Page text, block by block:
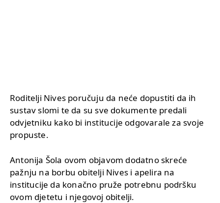
Roditelji Nives poručuju da neće dopustiti da ih
sustav slomi te da su sve dokumente predali
odvjetniku kako bi institucije odgovarale za svoje
propuste.
Antonija Šola ovom objavom dodatno skreće
pažnju na borbu obitelji Nives i apelira na
institucije da konačno pruže potrebnu podršku
ovom djetetu i njegovoj obitelji.